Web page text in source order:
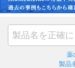
薬
製品